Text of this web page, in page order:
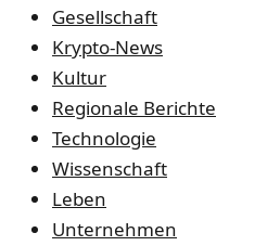
Gesellschaft
Krypto-News
Kultur
Regionale Berichte
Technologie
Wissenschaft
Leben
Unternehmen